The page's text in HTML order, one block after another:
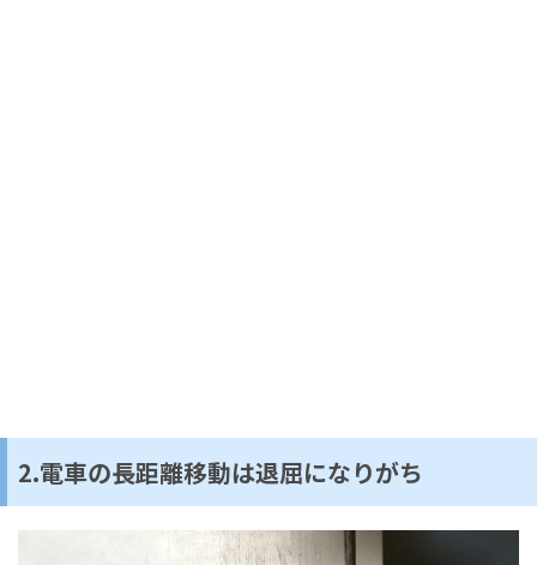
2.電車の長距離移動は退屈になりがち